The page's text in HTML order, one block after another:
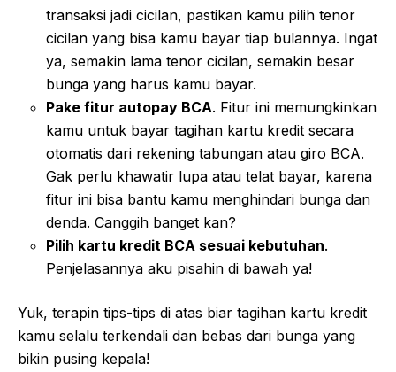
transaksi jadi cicilan, pastikan kamu pilih tenor
cicilan yang bisa kamu bayar tiap bulannya. Ingat
ya, semakin lama tenor cicilan, semakin besar
bunga yang harus kamu bayar.
Pake fitur autopay BCA. Fitur ini memungkinkan
kamu untuk bayar tagihan kartu kredit secara
otomatis dari rekening tabungan atau giro BCA.
Gak perlu khawatir lupa atau telat bayar, karena
fitur ini bisa bantu kamu menghindari bunga dan
denda. Canggih banget kan?
Pilih kartu kredit BCA sesuai kebutuhan.
Penjelasannya aku pisahin di bawah ya!
Yuk, terapin tips-tips di atas biar tagihan kartu kredit
kamu selalu terkendali dan bebas dari bunga yang
bikin pusing kepala!